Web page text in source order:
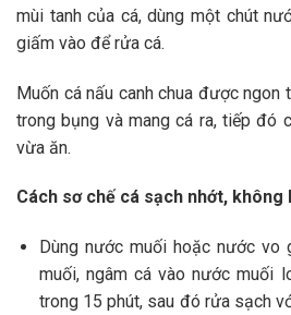
mùi tanh của cá, dùng một chút
giấm vào để rửa cá.
Muốn cá nấu canh chua được ngon
trong bụng và mang cá ra, tiếp đó
vừa ăn.
Cách sơ chế cá sạch nhớt, không
Dùng nước muối hoặc nước vo
muối, ngâm cá vào nước muối
trong 15 phút, sau đó rửa sạch